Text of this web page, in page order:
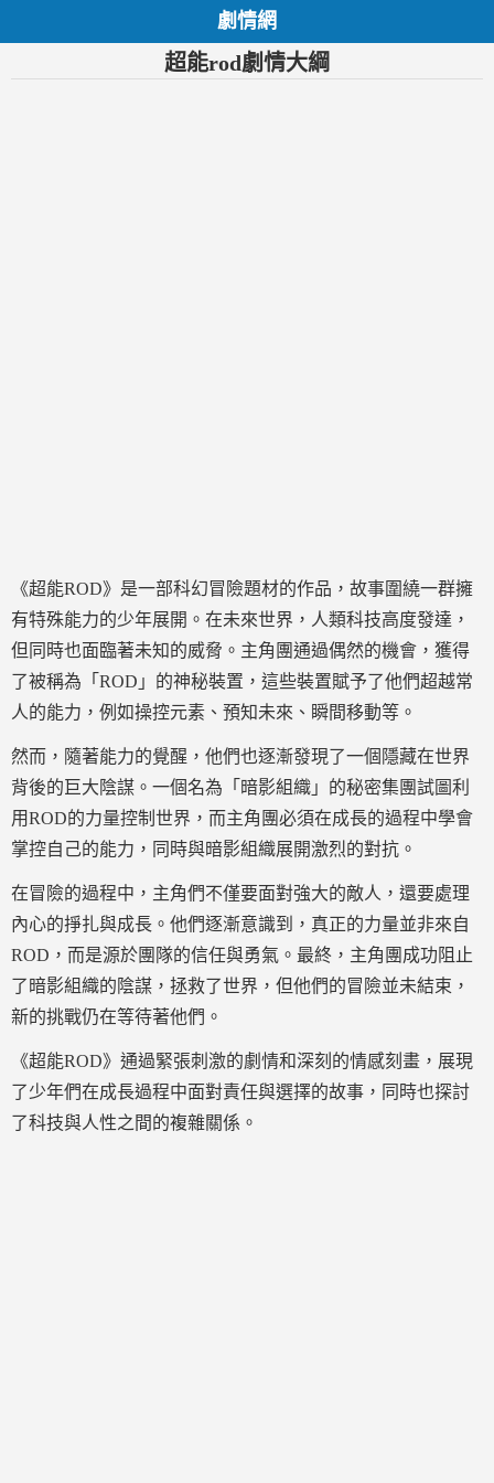
劇情網
超能rod劇情大綱
《超能ROD》是一部科幻冒險題材的作品，故事圍繞一群擁
有特殊能力的少年展開。在未來世界，人類科技高度發達，
但同時也面臨著未知的威脅。主角團通過偶然的機會，獲得
了被稱為「ROD」的神秘裝置，這些裝置賦予了他們超越常
人的能力，例如操控元素、預知未來、瞬間移動等。
然而，隨著能力的覺醒，他們也逐漸發現了一個隱藏在世界
背後的巨大陰謀。一個名為「暗影組織」的秘密集團試圖利
用ROD的力量控制世界，而主角團必須在成長的過程中學會
掌控自己的能力，同時與暗影組織展開激烈的對抗。
在冒險的過程中，主角們不僅要面對強大的敵人，還要處理
內心的掙扎與成長。他們逐漸意識到，真正的力量並非來自
ROD，而是源於團隊的信任與勇氣。最終，主角團成功阻止
了暗影組織的陰謀，拯救了世界，但他們的冒險並未結束，
新的挑戰仍在等待著他們。
《超能ROD》通過緊張刺激的劇情和深刻的情感刻畫，展現
了少年們在成長過程中面對責任與選擇的故事，同時也探討
了科技與人性之間的複雜關係。